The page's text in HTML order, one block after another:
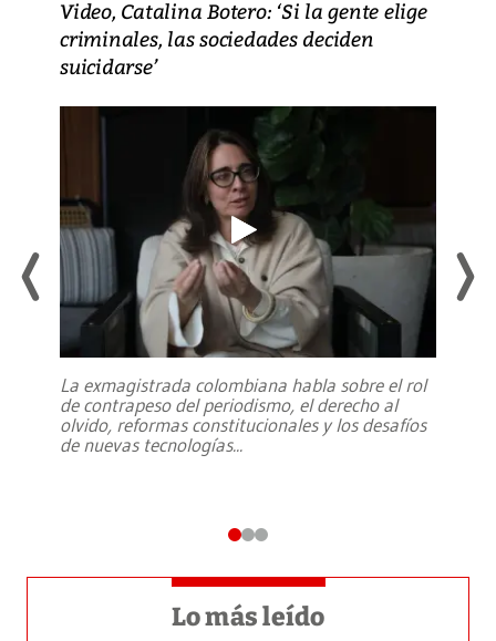
Video, Catalina Botero: ‘Si la gente elige
criminales, las sociedades deciden
suicidarse’
La exmagistrada colombiana habla sobre el rol
de contrapeso del periodismo, el derecho al
olvido, reformas constitucionales y los desafíos
de nuevas tecnologías...
Lo más leído